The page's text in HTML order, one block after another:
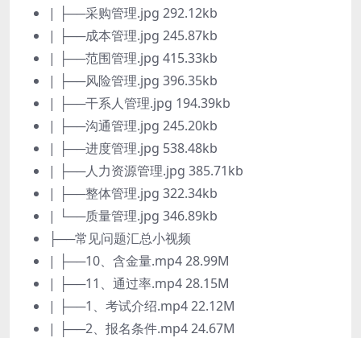
| ├──采购管理.jpg 292.12kb
| ├──成本管理.jpg 245.87kb
| ├──范围管理.jpg 415.33kb
| ├──风险管理.jpg 396.35kb
| ├──干系人管理.jpg 194.39kb
| ├──沟通管理.jpg 245.20kb
| ├──进度管理.jpg 538.48kb
| ├──人力资源管理.jpg 385.71kb
| ├──整体管理.jpg 322.34kb
| └──质量管理.jpg 346.89kb
├──常见问题汇总小视频
| ├──10、含金量.mp4 28.99M
| ├──11、通过率.mp4 28.15M
| ├──1、考试介绍.mp4 22.12M
| ├──2、报名条件.mp4 24.67M